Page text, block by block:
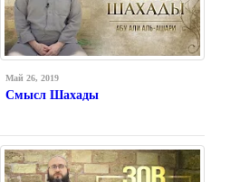
Май 26, 2019
Смысл Шахады